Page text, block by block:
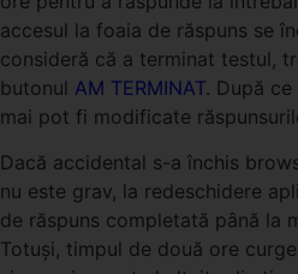
accesul la foaia de răspuns se
consideră că a terminat testul,
butonul AM TERMINAT. După
mai pot fi modificate
Dacă accidental s-a închis
nu este grav, la redeschidere
de răspuns completată până la
Totuși, timpul de două ore